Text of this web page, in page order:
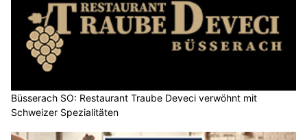
Büsserach SO: Restaurant Traube Deveci verwöhnt mit
Schweizer Spezialitäten